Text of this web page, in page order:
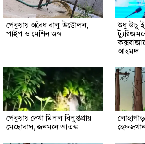
পেকুয়ায় অবৈধ বালু উত্তোলন,
পাইপ ও মেশিন জব্দ
শুধু উচু
আহমদ
পেকুয়ায় দেখা মিলল বিলুপ্তপ্রায়
মেছোবাঘ, জনমনে আতঙ্ক